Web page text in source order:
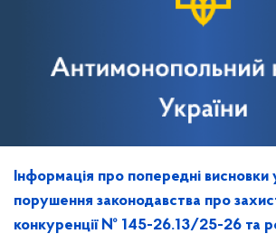
Інформація про попередні висновки
порушення законодавства про
конкуренції № 145-26.13/25-26 та